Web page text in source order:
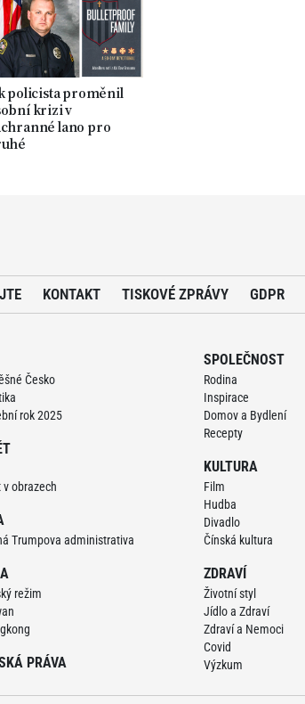
policista proměnil
krizi v
lano pro
KONTAKT TISKOVÉ ZPRÁVY GDPR
Česko
rok 2025
v obrazech
Trumpova administrativa
režim
PRÁVA
SPOLEČNOST
Rodina
Inspirace
Domov a Bydlení
Recepty
KULTURA
Film
Hudba
Divadlo
Čínská kultura
ZDRAVÍ
Životní styl
Jídlo a Zdraví
Zdraví a Nemoci
Covid
Výzkum